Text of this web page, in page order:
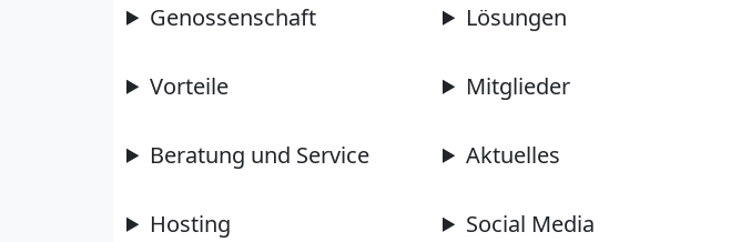
Genossenschaft
Vorteile
Beratung und Service
Hosting
Lösungen
Mitglieder
Aktuelles
Social Media